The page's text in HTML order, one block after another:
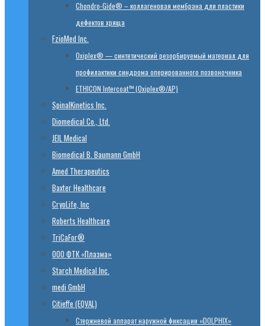
Chondro-Gide® – коллагеновая мембрана для пластики
дефектов хряща
FzioMed Inc.
Oxiplex® — синтетический резорбируемый материал для
профилактики синдрома оперированного позвоночника
ETHICON Intercoat™ (Oxiplex®/AP)
SpinalKinetics Inc.
Diomedical Co., Ltd.
JEIL Medical
Biomedical B. Baumann GmbH
Amed Therapeutics
Baxter Healthcare
CryoLife, Inc
Roberts Healthcare
TriCaFor®
ООО ФТК «Плазма»
Starch Medical Inc.
medi GmbH
Citieffe (EQVAL)
Стержневой аппарат наружной фиксации «DOLPHIX»